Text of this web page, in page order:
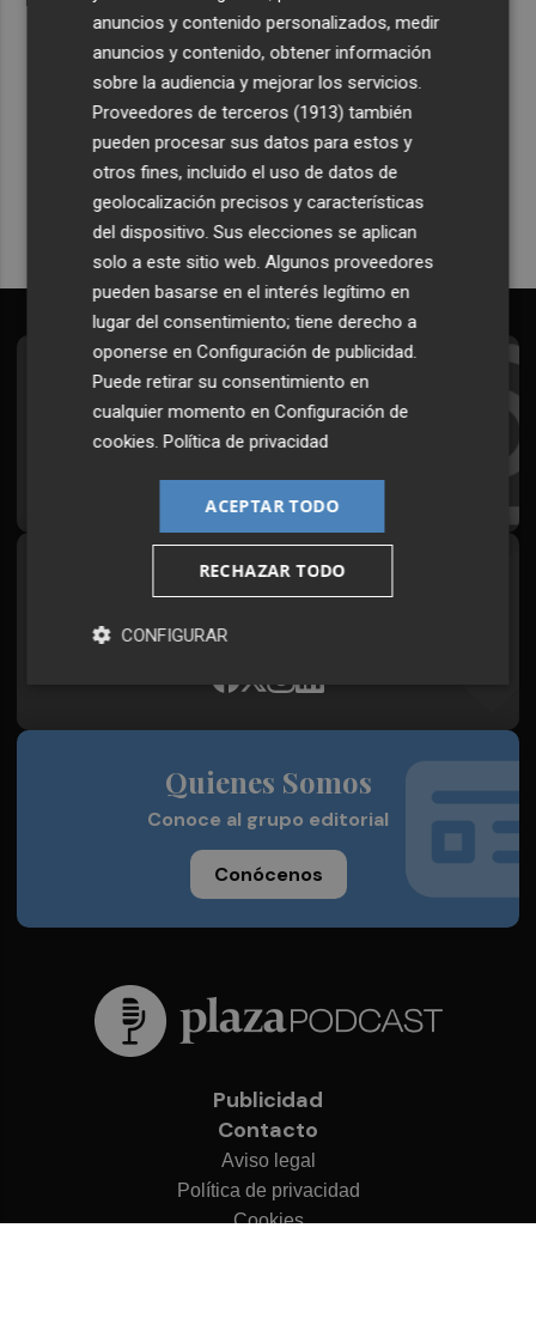
Recibe toda la actualidad de
Plaza Podcast en tu correo
Quiero suscribirme
Suscríbete al Boletín
Todos los días a primera hora en tu email
¡Quiero suscribirme!
Síguenos en redes
Plaza Podcast, desde cualquier medio
Quienes Somos
Conoce al grupo editorial
Conócenos
Publicidad
Contacto
Aviso legal
Política de privacidad
Cookies
anuncios y contenido personalizados, medir
anuncios y contenido, obtener información
sobre la audiencia y mejorar los servicios.
Proveedores de terceros (1913) también
pueden procesar sus datos para estos y
otros fines, incluido el uso de datos de
geolocalización precisos y características
del dispositivo. Sus elecciones se aplican
solo a este sitio web. Algunos proveedores
pueden basarse en el interés legítimo en
lugar del consentimiento; tiene derecho a
oponerse enConfiguración de publicidad.
Puede retirar su consentimiento en
cualquier momento enConfiguración de
cookies.Política de privacidad
ACEPTAR TODO
RECHAZAR TODO
CONFIGURAR